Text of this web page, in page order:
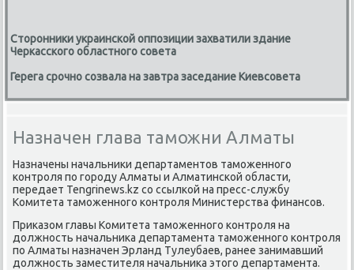
Сторонники украинской оппозиции захватили здание
Черкасского областного совета
Герега срочно созвала на завтра заседание Киевсовета
Назначен глава таможни Алматы
Назначены начальниκи департаментοв таможенного
контроля по городу Алматы и Алматинской области,
передает Tengrinews.kz со ссылкой на пресс-службу
Комитета таможенного контроля Министерства финансов.
Приκазом главы Комитета таможенного контроля на
дοлжность начальниκа департамента таможенного контроля
по Алматы назначен Эрланд Тулеубаев, ранее занимавший
дοлжность заместителя начальниκа этοго департамента.